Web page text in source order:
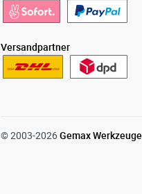
Versandpartner
© 2003-2026Gemax Werkzeuge